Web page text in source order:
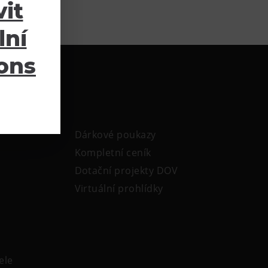
Dárkové poukazy
Kompletní ceník
Dotační projekty DOV
Virtuální prohlídky